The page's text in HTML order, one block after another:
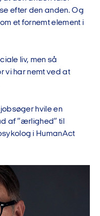
efter den anden. Og
et fornemt element i
liv, men så
vi har nemt ved at
hvile en
af ”ærlighed” til
i HumanAct